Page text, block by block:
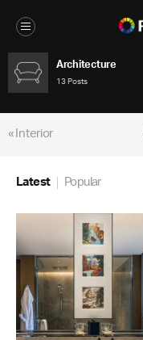
Architecture
13 Posts
« Interior
Latest Popular